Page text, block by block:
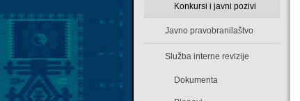
Konkursi i javni pozivi
Javno pravobranilaštvo
Služba interne revizije
Dokumenta